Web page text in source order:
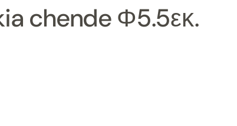
chende Φ5.5εκ.